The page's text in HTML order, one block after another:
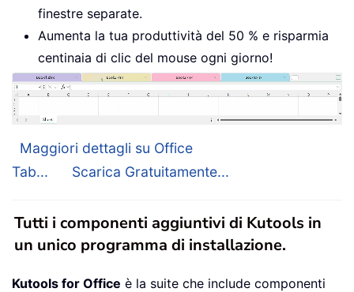
finestre separate.
Aumenta la tua produttività del 50 % e risparmia
centinaia di clic del mouse ogni giorno!
Maggiori dettagli su Office
Tab...
Scarica Gratuitamente...
Tutti i componenti aggiuntivi di Kutools in
un unico programma di installazione.
Kutools for Office è la suite che include componenti